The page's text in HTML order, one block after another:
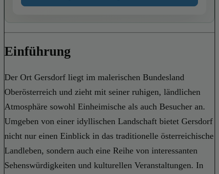
Einführung
Der Ort Gersdorf liegt im malerischen Bundesland
Oberösterreich und zieht mit seiner ruhigen, ländlichen
Atmosphäre sowohl Einheimische als auch Besucher an.
Umgeben von einer idyllischen Landschaft bietet Gersdorf
nicht nur einen Einblick in das traditionelle österreichische
Landleben, sondern auch eine Reihe von interessanten
Sehenswürdigkeiten und kulturellen Veranstaltungen. In